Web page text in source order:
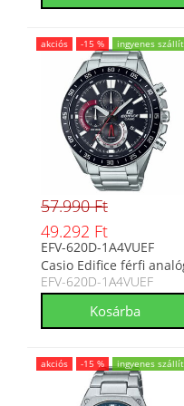
akciós -15 % ingyenes
57.990 Ft
49.292 Ft
EFV-620D-1A4VUEF
Casio Edifice férfi
karóra
EFV-620D-1A4VUEF
akciós -15 % ingyenes